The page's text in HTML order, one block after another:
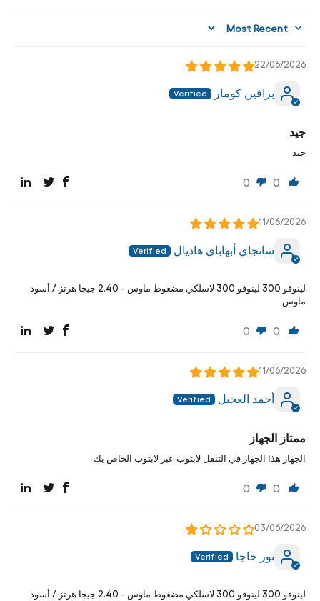
Sort by
22/06/2026
برافين كومار
جيد
جيد
0
0
11/06/2026
سانجاي أبهاباي هاديال
لينوفو 300 لينوفو 300 لاسلكي مضغوط ماوس - 2.40 جيجا هرتز / أسود
ماوس
0
0
11/06/2026
أحمد العجيل
ممتاز الجهاز
الجهاز هذا الجهاز في التنقل لابتوب عبر لابتوب الخاص بك
0
0
03/06/2026
نور خاجا
لينوفو 300 لينوفو 300 لاسلكي مضغوط ماوس - 2.40 جيجا هرتز / أسود